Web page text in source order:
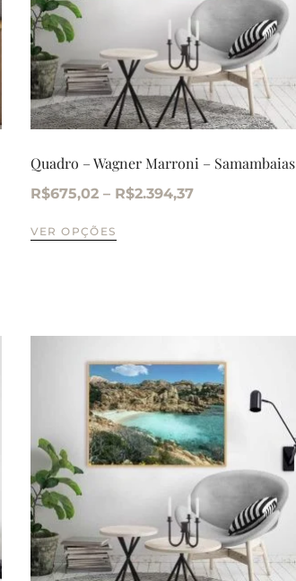
Quadro – Wagner Marroni – Samambaias
R$675,02 – R$2.394,37
VER OPÇÕES